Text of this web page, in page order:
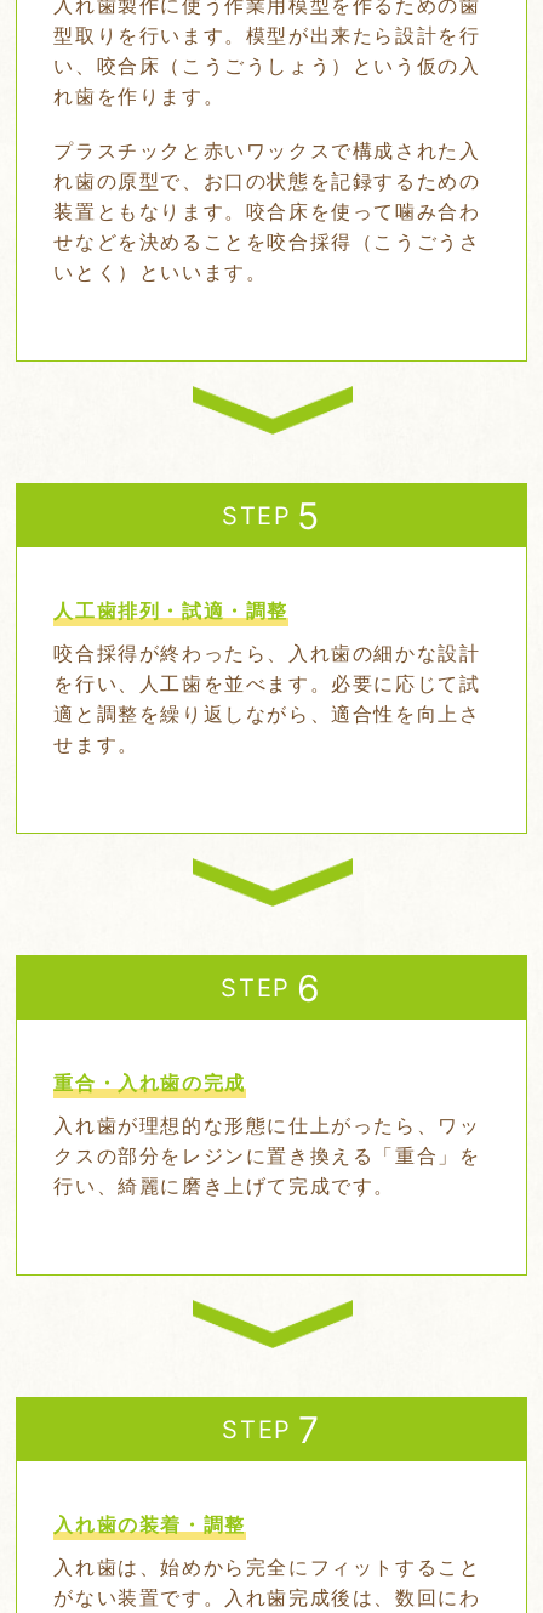
入れ歯製作に使う作業用模型を作るための歯
型取りを行います。模型が出来たら設計を行
い、咬合床（こうごうしょう）という仮の入
れ歯を作ります。
プラスチックと赤いワックスで構成された入
れ歯の原型で、お口の状態を記録するための
装置ともなります。咬合床を使って噛み合わ
せなどを決めることを咬合採得（こうごうさ
いとく）といいます。
STEP
人工歯排列・試適・調整
咬合採得が終わったら、入れ歯の細かな設計
を行い、人工歯を並べます。必要に応じて試
適と調整を繰り返しながら、適合性を向上さ
せます。
STEP
重合・入れ歯の完成
入れ歯が理想的な形態に仕上がったら、ワッ
クスの部分をレジンに置き換える「重合」を
行い、綺麗に磨き上げて完成です。
STEP
入れ歯の装着・調整
入れ歯は、始めから完全にフィットすること
がない装置です。入れ歯完成後は、数回にわ